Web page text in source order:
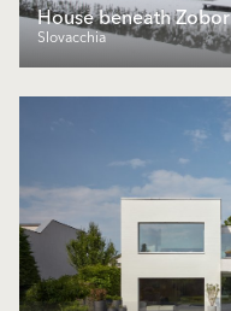
House beneath Zobor
Slovacchia